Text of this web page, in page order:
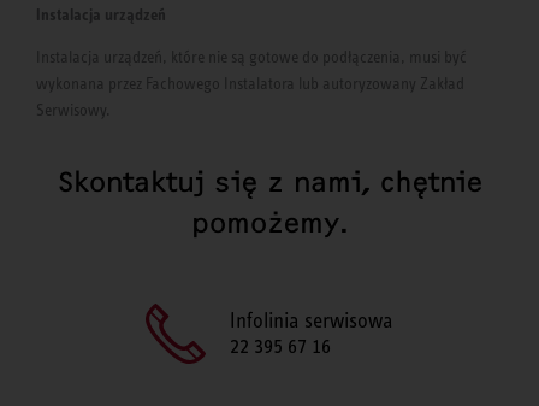
Instalacja urządzeń
Instalacja urządzeń, które nie są gotowe do podłączenia, musi być
wykonana przez Fachowego Instalatora lub autoryzowany Zakład
Serwisowy.
Skontaktuj się z nami, chętnie
pomożemy.
Infolinia serwisowa
22 395 67 16